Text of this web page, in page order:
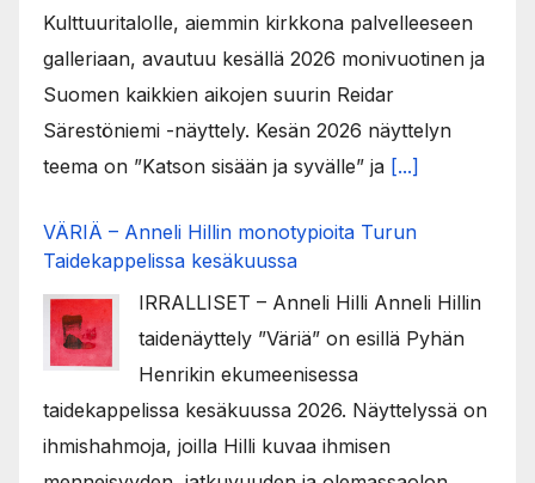
Kulttuuritalolle, aiemmin kirkkona palvelleeseen
galleriaan, avautuu kesällä 2026 monivuotinen ja
Suomen kaikkien aikojen suurin Reidar
Särestöniemi -näyttely. Kesän 2026 näyttelyn
teema on ”Katson sisään ja syvälle” ja [...]
VÄRIÄ – Anneli Hillin monotypioita Turun
Taidekappelissa kesäkuussa
IRRALLISET – Anneli Hilli Anneli Hillin
taidenäyttely ”Väriä” on esillä Pyhän
Henrikin ekumeenisessa
taidekappelissa kesäkuussa 2026. Näyttelyssä on
ihmishahmoja, joilla Hilli kuvaa ihmisen